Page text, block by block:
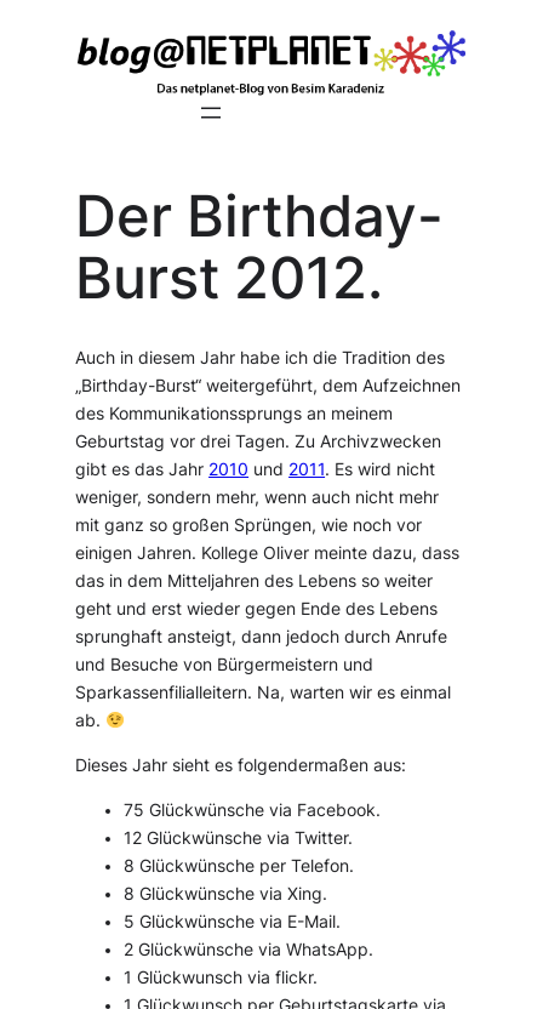
Der Birthday-
Burst 2012.
Auch in diesem Jahr habe ich die Tradition des
„Birthday-Burst“ weitergeführt, dem Aufzeichnen
des Kommunikationssprungs an meinem
Geburtstag vor drei Tagen. Zu Archivzwecken
gibt es das Jahr 2010 und 2011. Es wird nicht
weniger, sondern mehr, wenn auch nicht mehr
mit ganz so großen Sprüngen, wie noch vor
einigen Jahren. Kollege Oliver meinte dazu, dass
das in dem Mitteljahren des Lebens so weiter
geht und erst wieder gegen Ende des Lebens
sprunghaft ansteigt, dann jedoch durch Anrufe
und Besuche von Bürgermeistern und
Sparkassenfilialleitern. Na, warten wir es einmal
ab.
Dieses Jahr sieht es folgendermaßen aus:
75 Glückwünsche via Facebook.
12 Glückwünsche via Twitter.
8 Glückwünsche per Telefon.
8 Glückwünsche via Xing.
5 Glückwünsche via E-Mail.
2 Glückwünsche via WhatsApp.
1 Glückwunsch via flickr.
1 Glückwunsch per Geburtstagskarte via